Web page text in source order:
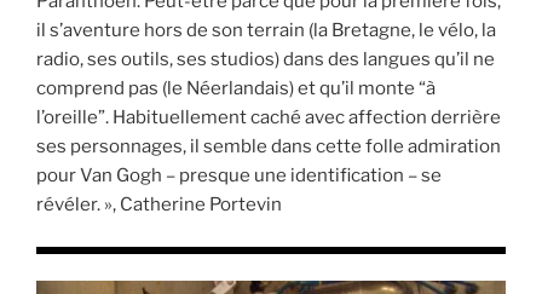
il s’aventure hors de son terrain (la Bretagne, le vélo, la
radio, ses outils, ses studios) dans des langues qu’il ne
comprend pas (le Néerlandais) et qu’il monte “à
l’oreille”. Habituellement caché avec affection derrière
ses personnages, il semble dans cette folle admiration
pour Van Gogh – presque une identification – se
révéler. », Catherine Portevin